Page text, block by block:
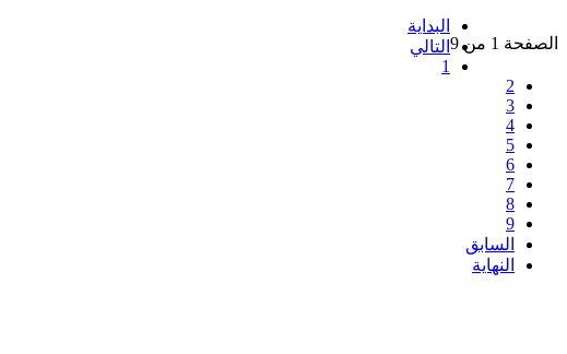
الصفحة 1 من 9
البداية
التالي
1
2
3
4
5
6
7
8
9
السابق
النهاية